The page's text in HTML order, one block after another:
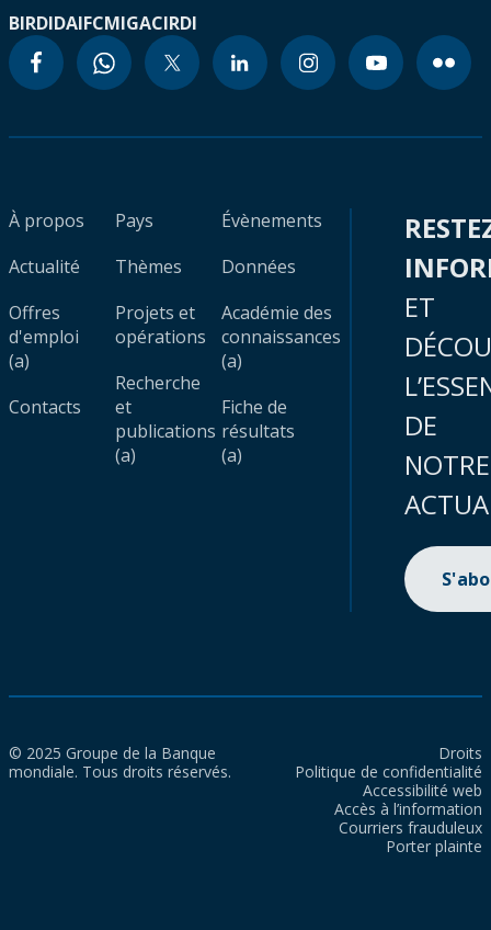
BIRDIDAIFCMIGACIRDI
À propos
Actualité
Offres
d'emploi
(a)
Contacts
Pays
Thèmes
Projets et
opérations
Recherche
et
publications
(a)
Évènements
Données
Académie des
connaissances
(a)
Fiche de
résultats
(a)
ET
DE
NOTRE
© 2025 Groupe de la Banque
mondiale. Tous droits réservés.
Droits
Politique de confidentialité
Accessibilité web
Accès à l’information
Courriers frauduleux
Porter plainte